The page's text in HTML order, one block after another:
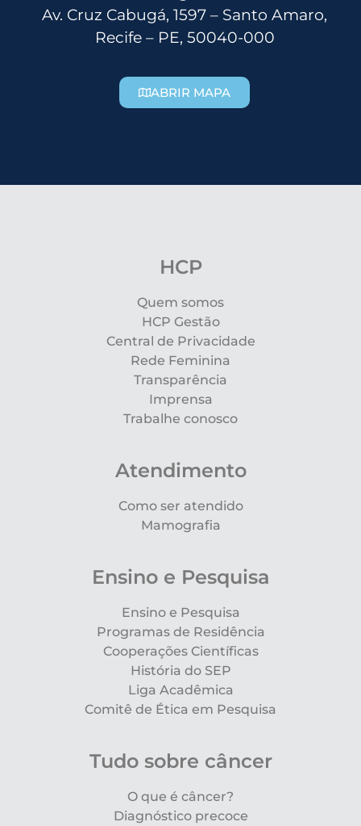
Av. Cruz Cabugá, 1597 – Santo Amaro,
Recife – PE, 50040-000
ABRIR MAPA
HCP
Quem somos
HCP Gestão
Central de Privacidade
Rede Feminina
Transparência
Imprensa
Trabalhe conosco
Atendimento
Como ser atendido
Mamografia
Ensino e Pesquisa
Ensino e Pesquisa
Programas de Residência
Cooperações Científicas
História do SEP
Liga Acadêmica
Comitê de Ética em Pesquisa
Tudo sobre câncer
O que é câncer?
Diagnóstico precoce